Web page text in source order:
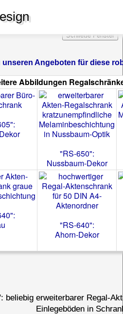
unseren Angeboten für diese
Abbildungen
"RS-650":
Nussbaum-Dekor
"RS-640":
Ahorn-Dekor
beliebig erweiterbarer Regal-
Einlegeböden in